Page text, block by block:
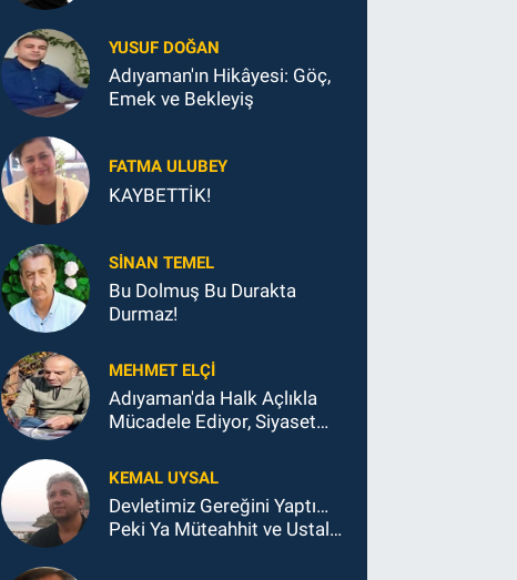
YUSUF DOĞAN
Adıyaman'ın Hikâyesi: Göç,
Emek ve Bekleyiş
FATMA ULUBEY
KAYBETTİK!
SINAN TEMEL
Bu Dolmuş Bu Durakta
Durmaz!
MEHMET ELÇI
Adıyaman'da Halk Açlıkla
Mücadele Ediyor, Siyaset
KEMAL UYSAL
Devletimiz Gereğini Yaptı…
Peki Ya Müteahhit ve Ustalar